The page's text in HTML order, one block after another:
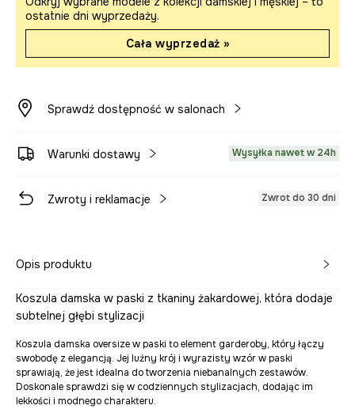
ostatnie dni wyprzedaży.
Cała wyprzedaż »
Sprawdź dostępność w salonach
Warunki dostawy Wysyłka nawet w 24h
Zwroty i reklamacje Zwrot do 30 dni
Opis produktu
Koszula damska w paski z tkaniny żakardowej, która dodaje
subtelnej głębi stylizacji
Koszula damska oversize w paski to element garderoby, który łączy
swobodę z elegancją. Jej luźny krój i wyrazisty wzór w paski
sprawiają, że jest idealna do tworzenia niebanalnych zestawów.
Doskonale sprawdzi się w codziennych stylizacjach, dodając im
lekkości i modnego charakteru.